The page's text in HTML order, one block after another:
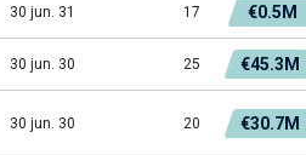
30 jun. 31 17 €0.5M
30 jun. 30 25 €45.3M
30 jun. 30 20 €30.7M